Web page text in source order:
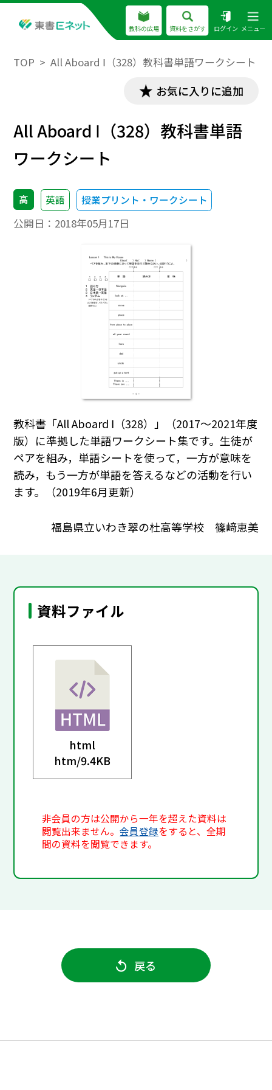
教科の広場 資料をさがす ログイン メニュー
TOP All Aboard Ⅰ（328）教科書単語ワークシート
お気に入りに追加
All Aboard Ⅰ（328）教科書単語
ワークシート
高 英語 授業プリント・ワークシート
公開日： 2018年05月17日
教科書「All Aboard Ⅰ（328）」（2017～2021年度
版）に準拠した単語ワークシート集です。生徒が
ペアを組み，単語シートを使って，一方が意味を
読み，もう一方が単語を答えるなどの活動を行い
ます。（2019年6月更新）
福島県立いわき翠の杜高等学校 篠﨑恵美
資料ファイル
html
htm/9.4KB
非会員の方は公開から一年を超えた資料は
閲覧出来ません。会員登録をすると、全期
間の資料を閲覧できます。
戻る